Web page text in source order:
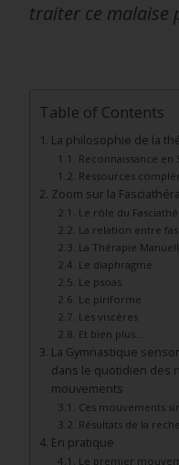
traiter ce malaise
Table of Contents
La philosophie de la
Reconnaissance en
Ressources
Zoom sur la
Le rôle du
La relation entre
La Thérapie
Le diaphragme
Le psoas
Le piriforme
Les viscères
Et bien plus…
La Gymnastique
dans le quotidien des
mouvements
Ces mouvements
Résultats de la
En pratique
Le premier